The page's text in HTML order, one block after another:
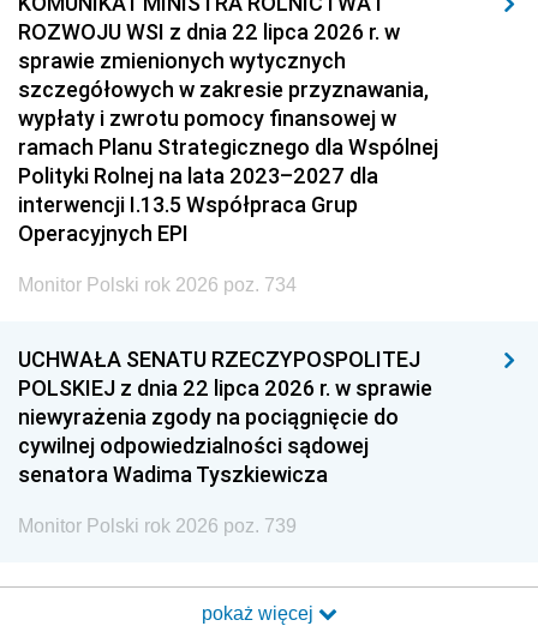
ROZWOJU WSI z dnia 22 lipca 2026 r. w
sprawie zmienionych wytycznych
szczegółowych w zakresie przyznawania,
wypłaty i zwrotu pomocy finansowej w
ramach Planu Strategicznego dla Wspólnej
Polityki Rolnej na lata 2023–2027 dla
interwencji I.13.5 Współpraca Grup
Operacyjnych EPI
Monitor Polski rok 2026 poz. 734
UCHWAŁA SENATU RZECZYPOSPOLITEJ
POLSKIEJ z dnia 22 lipca 2026 r. w sprawie
niewyrażenia zgody na pociągnięcie do
cywilnej odpowiedzialności sądowej
senatora Wadima Tyszkiewicza
Monitor Polski rok 2026 poz. 739
pokaż więcej